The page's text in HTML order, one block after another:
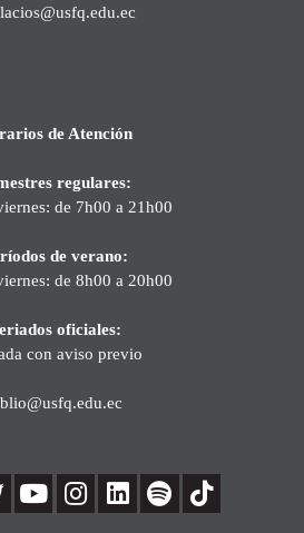
de Atención
regulares:
de 7h00 a 21h00
de verano:
de 8h00 a 20h00
oficiales:
con aviso previo